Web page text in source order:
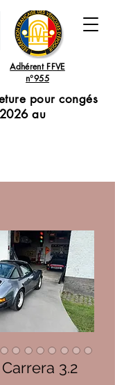
Adhérent FFVE
n°955
congés
au
3.2